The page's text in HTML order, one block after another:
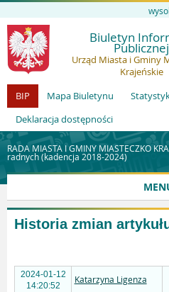
Biuletyn
Publicznej
Urząd Miasta i Gminy
Krajeńskie
BIP
Mapa Biuletynu
Deklaracja dostępności
RADA MIASTA I GMINY MIASTECZKO
radnych (kadencja 2018-2024)
Historia zmian
2024-01-12
14:20:52
Katarzyna Ligenza